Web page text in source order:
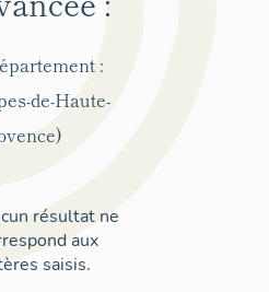
:
de-Haute-
résultat ne
aux
saisis.